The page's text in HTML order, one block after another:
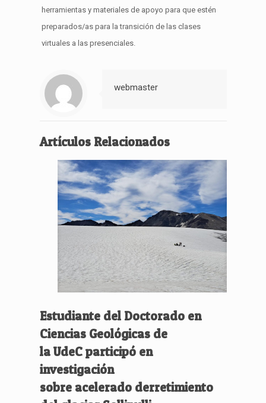
herramientas y materiales de apoyo para que estén
preparados/as para la transición de las clases
virtuales a las presenciales.
webmaster
Artículos Relacionados
Estudiante del Doctorado en
Ciencias Geológicas de
la UdeC participó en
investigación
sobre acelerado derretimiento